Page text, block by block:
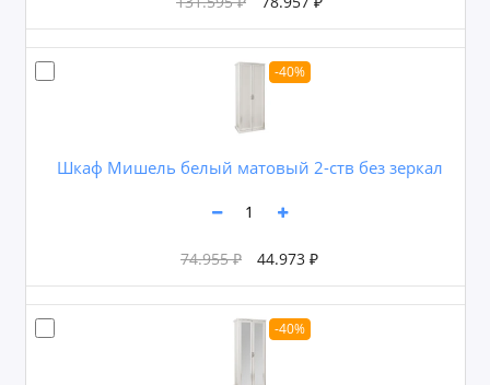
-40%
Шкаф Мишель белый матовый 2-ств без зеркал
74.955 ₽ 44.973 ₽
-40%